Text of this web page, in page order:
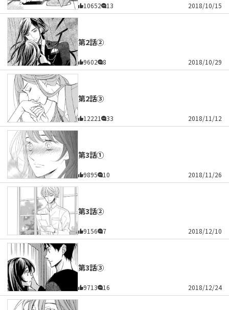
10652 13 2018/10/15
第2話②
9602 8 2018/10/29
第2話③
12221 33 2018/11/12
第3話①
9895 10 2018/11/26
第3話②
9156 7 2018/12/10
第3話③
9713 16 2018/12/24